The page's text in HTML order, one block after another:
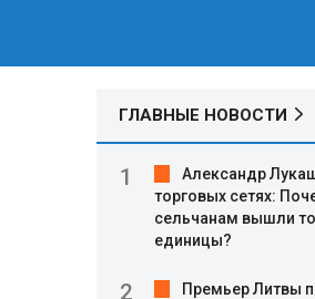
ГЛАВНЫЕ НОВОСТИ
Александр
торговых сетях:
сельчанам вышли
единицы?
Премьер Литвы